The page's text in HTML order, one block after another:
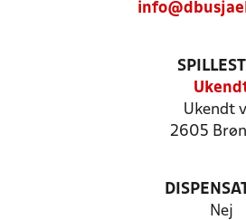
Ukendt
2605
Nej